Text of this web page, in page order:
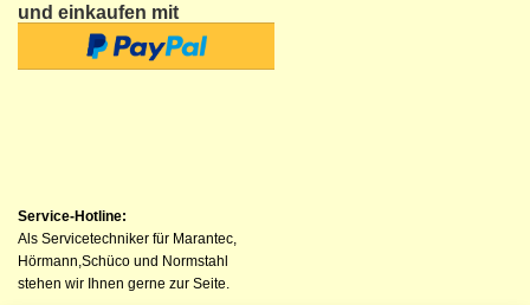
und einkaufen mit
Service-Hotline:
Als Servicetechniker für Marantec,
Hörmann,Schüco und Normstahl
stehen wir Ihnen gerne zur Seite.